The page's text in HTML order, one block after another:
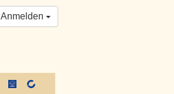
Anmelden